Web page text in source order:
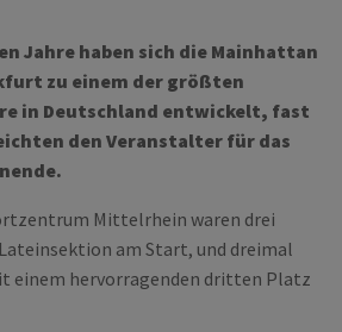
Jahre haben sich die Mainhattan
zu einem der größten
in Deutschland entwickelt, fast
den Veranstalter für das
Mittelrhein waren drei
am Start, und dreimal
einem hervorragenden dritten Platz